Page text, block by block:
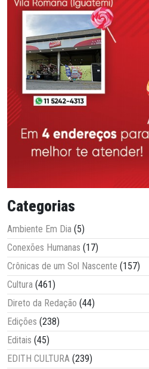
Categorias
Ambiente Em Dia (5)
Conexões Humanas (17)
Crônicas de um Sol Nascente (157)
Cultura (461)
Direto da Redação (44)
Edições (238)
Editais (45)
EDITH CULTURA (239)